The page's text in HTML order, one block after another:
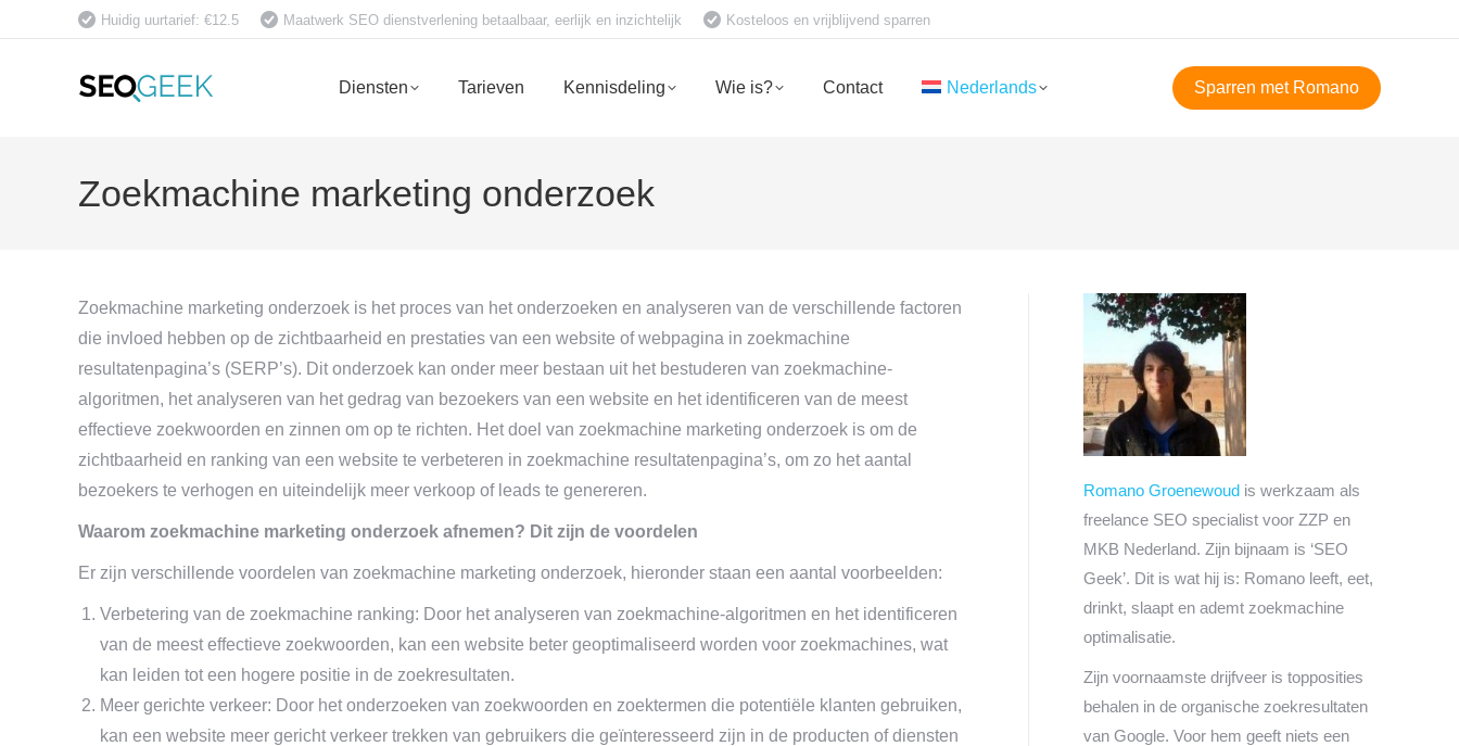
Huidig uurtarief: €12.5 Maatwerk SEO dienstverlening betaalbaar, eerlijk en inzichtelijk Kosteloos en vrijblijvend sparren
Diensten Tarieven Kennisdeling Wie is? Contact Nederlands Sparren met Romano
Zoekmachine marketing onderzoek
Zoekmachine marketing onderzoek is het proces van het onderzoeken en analyseren van de verschillende factoren
die invloed hebben op de zichtbaarheid en prestaties van een website of webpagina in zoekmachine
resultatenpagina’s (SERP’s). Dit onderzoek kan onder meer bestaan uit het bestuderen van zoekmachine-
algoritmen, het analyseren van het gedrag van bezoekers van een website en het identificeren van de meest
effectieve zoekwoorden en zinnen om op te richten. Het doel van zoekmachine marketing onderzoek is om de
zichtbaarheid en ranking van een website te verbeteren in zoekmachine resultatenpagina’s, om zo het aantal
bezoekers te verhogen en uiteindelijk meer verkoop of leads te genereren.
Waarom zoekmachine marketing onderzoek afnemen? Dit zijn de voordelen
Er zijn verschillende voordelen van zoekmachine marketing onderzoek, hieronder staan een aantal voorbeelden:
Verbetering van de zoekmachine ranking: Door het analyseren van zoekmachine-algoritmen en het identificeren
van de meest effectieve zoekwoorden, kan een website beter geoptimaliseerd worden voor zoekmachines, wat
kan leiden tot een hogere positie in de zoekresultaten.
Meer gerichte verkeer: Door het onderzoeken van zoekwoorden en zoektermen die potentiële klanten gebruiken,
kan een website meer gericht verkeer trekken van gebruikers die geïnteresseerd zijn in de producten of diensten
Romano Groenewoud is werkzaam als
freelance SEO specialist voor ZZP en
MKB Nederland. Zijn bijnaam is ‘SEO
Geek’. Dit is wat hij is: Romano leeft, eet,
drinkt, slaapt en ademt zoekmachine
optimalisatie.
Zijn voornaamste drijfveer is topposities
behalen in de organische zoekresultaten
van Google. Voor hem geeft niets een